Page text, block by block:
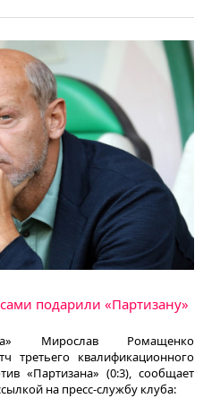
подарили «Партизану»
Мирослав Ромащенко
третьего квалификационного
«Партизана» (0:3), сообщает
на пресс-службу клуба: